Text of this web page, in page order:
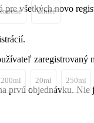
pre všetkých novo
zaregistrovaný
prvú objednávku.
Vlnité
200ml 20ml 250ml